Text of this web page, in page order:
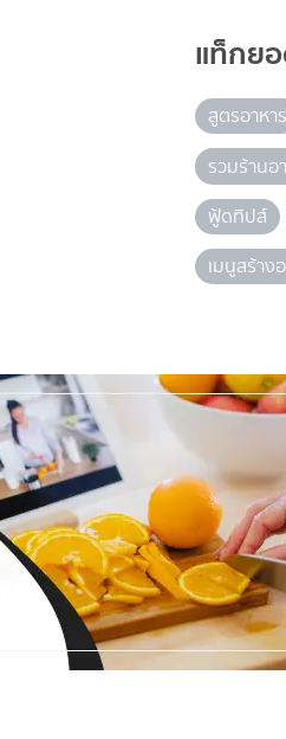
แท็กย
สูตรอาหาร
รวมร้านอ
ฟู้ดทิปส์
เมนูสร้าง